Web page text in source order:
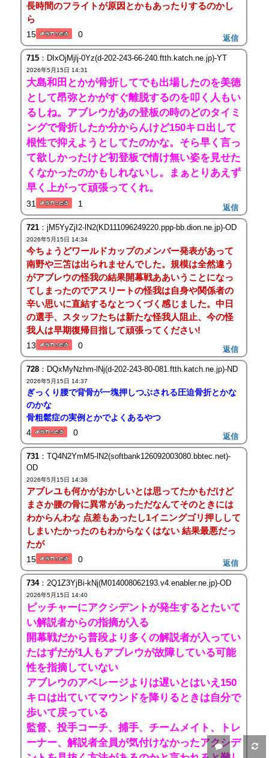
長時間のフライトが原因とかもあったりするのかし
ら
15 0 返信
715：DIxOjMjlj-0Yz(d-202-243-66-240.ftth.katch.ne.jp)-YT
2026年5月15日 14:31
大島和田とかが骨折してでも出場したのを美徳
として昂弥とかがすぐ離脱するのを叩く人もい
るしね。アブレウがあの登板の時のどのタイミ
ングで骨折したか分からんけど150キロ出して
根性で抑えようとしてたのかな。そら早く言っ
て欲しかったけど初登板で情け無い姿を見せた
くなかったのかもしれないし。まぁとりあえず
早く上がって頑張ってくれ。
31 1 返信
721：jM5YyZjI2-lN2(KD111096249220.ppp-bb.dion.ne.jp)-OD
2026年5月15日 14:34
今ちょうどワールドカップのメンバー発表があって
南野や三笘は出られませんでした。規模は全然違う
がアブレウの怪我の結果開幕戦ああいうことになっ
てしまったのでアスリートの怪我は自身や関係者の
辛い思いに直結するなとつくづく感じました。中日
の選手、スタッフたちは新たな怪我人阻止、今の怪
我人は早期復帰目指して頑張ってください!
13 0 返信
728：DQxMyNzhm-lNj(d-202-243-80-081.ftth.katch.ne.jp)-ND
2026年5月15日 14:37
ぎっくり腰で背骨が一塊押しつぶされる圧迫骨折とかな
のかな
骨粗鬆症の実例とかでよくあるやつ
4
0 返信
731：TQ4N2YmM5-lN2(softbank126092003080.bbtec.net)-
OD
2026年5月15日 14:38
アブレユも何かがおかしいとは思ってたかもだけど
まさか腰の骨に異常があっただなんてそのときには
わからんわな 点差もあったし1イニングゴリ押しして
しまいたかったのもわからなくはない 結果最悪だっ
たが
15 0 返信
734：2Q1Z3YjBi-kNj(M014008062193.v4.enabler.ne.jp)-OD
2026年5月15日 14:40
ピッチャーにアクシデントが発生するとたいて
い解説者からの指摘が入る
開幕戦だから普段より多くの解説者が入ってい
たはずだが1人もアブレウが故障している可能
性を指摘していない
アブレウのアベレージよりは遅いとはいえ150
キロは出ていてマウンドを降りるときは自分で
歩いて戻っている
監督、投手コーチ、捕手、チームメイト、トレ
ーナー、解説者全員が気付けなかったアクシデ